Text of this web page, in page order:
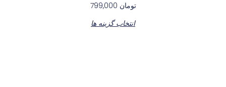
تومان
انتخاب گزینه ها